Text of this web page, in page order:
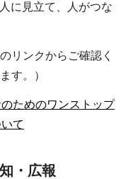
に見立て、人がつな
リンクからご確認く
す。）
ためのワンストップ
て
・広報